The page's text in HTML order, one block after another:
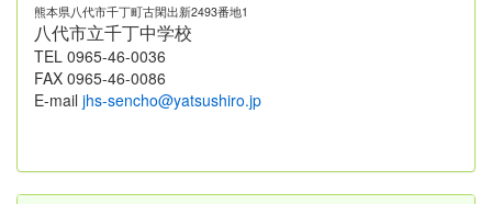
熊本県八代市千丁町古閑出新2493番地1
八代市立千丁中学校
TEL 0965-46-0036
FAX 0965-46-0086
E-mail jhs-sencho@yatsushiro.jp